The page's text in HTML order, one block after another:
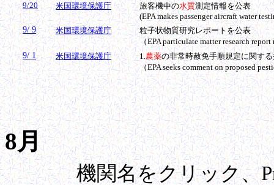
9/20
米国環境保護庁 旅客機中の水質測定情報を公表
(EPA makes passenger aircraft water
9/ 9
米国環境保護庁 粒子状物質研究レポートを公表
（EPA particulate matter research report
9/ 1
米国環境保護庁 1.農薬の非常時赦免手順規定に関す
（EPA seeks comment on proposed
8月
機関名をクリック、